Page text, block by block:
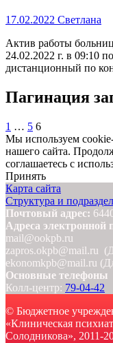
17.02.2022 Светлана
Актив работы
24.02.2022 г. в 09:10
дистанционный по
Пагинация
1 … 5 6
Мы используем
нашего сайта.
соглашаетесь с
Принять
Карта сайта
Структура и
Почтовый адрес:
Адреса электронной
mail@ookpb.ru
zapros.okpb@mail.ru
ekonomkpb@mail.ru
Основные телефоны
Колл-центр: 79-04-42
© Бюджетное
«Клиническая
Солодникова», 2011-